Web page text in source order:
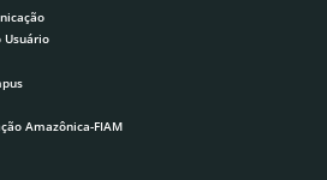
Usuário
Amazônica-FIAM